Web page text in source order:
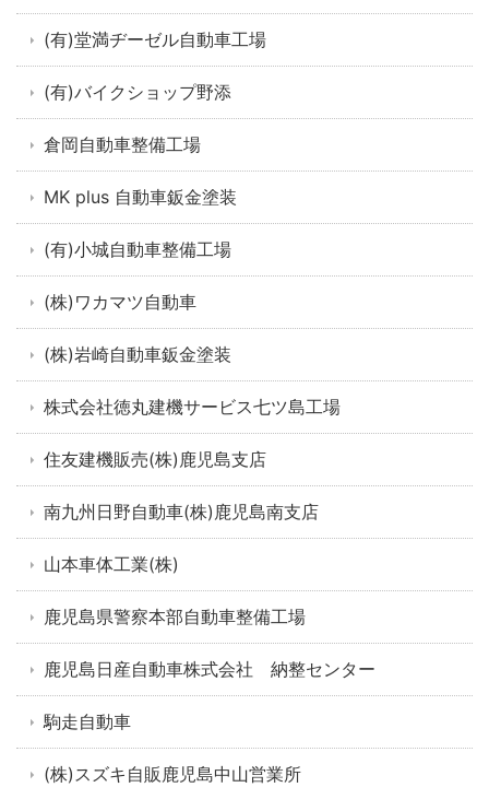
(有)堂満ヂーゼル自動車工場
(有)バイクショップ野添
倉岡自動車整備工場
MK plus 自動車鈑金塗装
(有)小城自動車整備工場
(株)ワカマツ自動車
(株)岩崎自動車鈑金塗装
株式会社徳丸建機サービス七ツ島工場
住友建機販売(株)鹿児島支店
南九州日野自動車(株)鹿児島南支店
山本車体工業(株)
鹿児島県警察本部自動車整備工場
鹿児島日産自動車株式会社 納整センター
駒走自動車
(株)スズキ自販鹿児島中山営業所